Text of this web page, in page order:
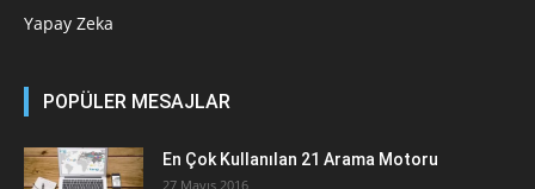
Yapay Zeka
POPÜLER MESAJLAR
En Çok Kullanılan 21 Arama Motoru
27 Mayıs 2016